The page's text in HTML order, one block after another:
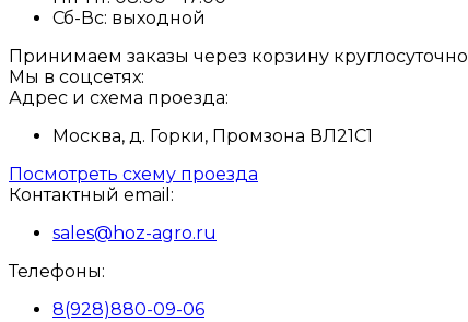
Сб-Вс: выходной
Принимаем заказы через корзину круглосуточно
Мы в соцсетях:
Адрес и схема проезда:
Москва, д. Горки, Промзона ВЛ21С1
Посмотреть схему проезда
Контактный email:
sales@hoz-agro.ru
Телефоны:
8(928)880-09-06